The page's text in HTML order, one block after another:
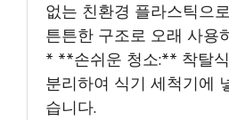
없는 친환경 플라스틱으
튼튼한 구조로 오래 사용
* **손쉬운 청소:** 착탈
분리하여 식기 세척기에
습니다.